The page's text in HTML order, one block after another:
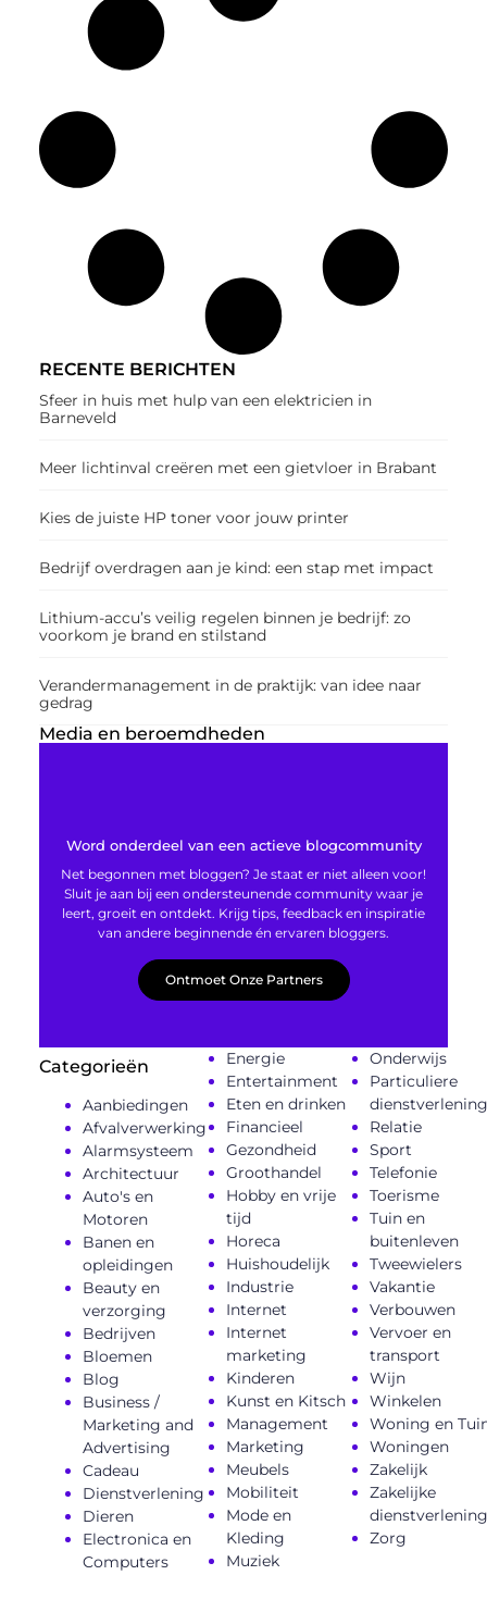
RECENTE BERICHTEN
Sfeer in huis met hulp van een elektricien in
Barneveld
Meer lichtinval creëren met een gietvloer in Brabant
Kies de juiste HP toner voor jouw printer
Bedrijf overdragen aan je kind: een stap met impact
Lithium-accu’s veilig regelen binnen je bedrijf: zo
voorkom je brand en stilstand
Verandermanagement in de praktijk: van idee naar
gedrag
Categorieën
Aanbiedingen
Afvalverwerking
Alarmsysteem
Architectuur
Auto's en
Motoren
Banen en
opleidingen
Beauty en
verzorging
Bedrijven
Bloemen
Blog
Business /
Marketing and
Advertising
Cadeau
Dienstverlening
Dieren
Electronica en
Computers
Energie
Entertainment
Eten en drinken
Financieel
Gezondheid
Groothandel
Hobby en vrije
tijd
Horeca
Huishoudelijk
Industrie
Internet
Internet
marketing
Kinderen
Kunst en Kitsch
Management
Marketing
Meubels
Mobiliteit
Mode en
Kleding
Muziek
Onderwijs
Particuliere
Relatie
Sport
Telefonie
Toerisme
Tuin en
buitenleven
Tweewielers
Vakantie
Verbouwen
Vervoer en
transport
Wijn
Winkelen
Woning en
Woningen
Zakelijk
Zakelijke
Zorg
Media en beroemdheden
Word onderdeel van een actieve blogcommunity
Net begonnen met bloggen? Je staat er niet alleen voor!
Sluit je aan bij een ondersteunende community waar je
leert, groeit en ontdekt. Krijg tips, feedback en inspiratie
van andere beginnende én ervaren bloggers.
Ontmoet Onze Partners